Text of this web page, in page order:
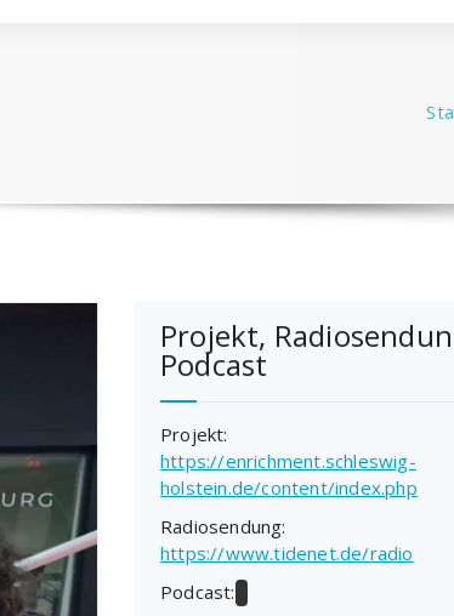
Projekt,
Podcast
Projekt:
https://enrichment.schleswig-
holstein.de/content/index.php
Radiosendung:
https://www.tidenet.de/radio
Podcast: